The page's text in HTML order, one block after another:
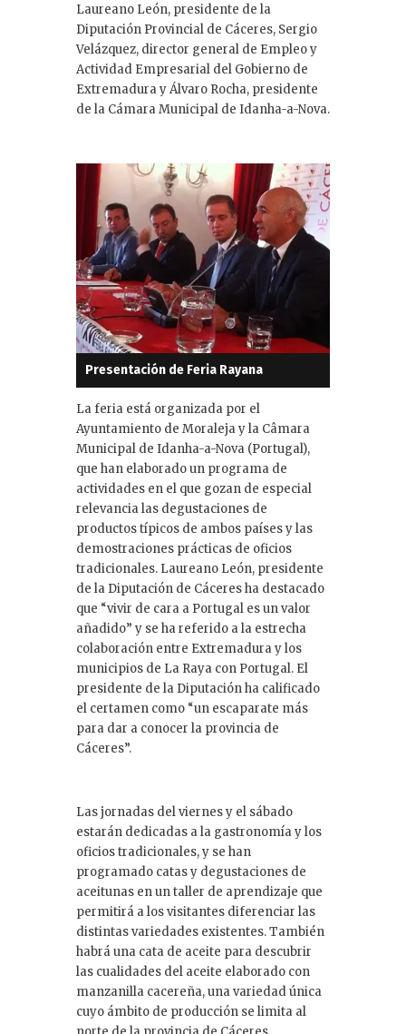
Laureano León, presidente de la
Diputación Provincial de Cáceres, Sergio
Velázquez, director general de Empleo y
Actividad Empresarial del Gobierno de
Extremadura y Álvaro Rocha, presidente
de la Cámara Municipal de Idanha-a-Nova.
Presentación de Feria Rayana
La feria está organizada por el
Ayuntamiento de Moraleja y la Câmara
Municipal de Idanha-a-Nova (Portugal),
que han elaborado un programa de
actividades en el que gozan de especial
relevancia las degustaciones de
productos típicos de ambos países y las
demostraciones prácticas de oficios
tradicionales. Laureano León, presidente
de la Diputación de Cáceres ha destacado
que “vivir de cara a Portugal es un valor
añadido” y se ha referido a la estrecha
colaboración entre Extremadura y los
municipios de La Raya con Portugal. El
presidente de la Diputación ha calificado
el certamen como “un escaparate más
para dar a conocer la provincia de
Cáceres”.
Las jornadas del viernes y el sábado
estarán dedicadas a la gastronomía y los
oficios tradicionales, y se han
programado catas y degustaciones de
aceitunas en un taller de aprendizaje que
permitirá a los visitantes diferenciar las
distintas variedades existentes. También
habrá una cata de aceite para descubrir
las cualidades del aceite elaborado con
manzanilla cacereña, una variedad única
cuyo ámbito de producción se limita al